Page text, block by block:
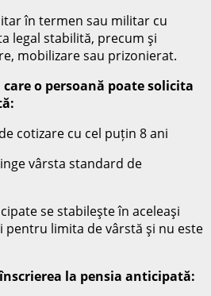
în termen sau militar cu
legal stabilită, precum şi
mobilizare sau prizonierat.
o persoană poate solicita
cotizare cu cel puțin 8 ani
vârsta standard de
se stabileşte în aceleaşi
pentru limita de vârstă şi nu este
la pensia anticipată: